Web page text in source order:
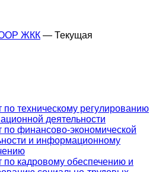
ЖКК — Текущая
по техническому регулированию
деятельности
по финансово-экономической
и информационному
по кадровому обеспечению и